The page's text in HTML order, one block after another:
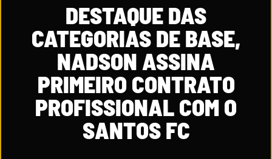
DESTAQUE DAS
CATEGORIAS DE BASE,
NADSON ASSINA
PRIMEIRO CONTRATO
PROFISSIONAL COM O
SANTOS FC